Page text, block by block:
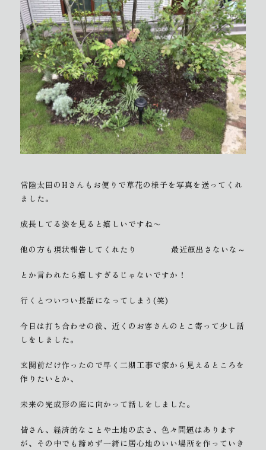
常陸太田のHさんもお便りで草花の様子を写真を送ってくれ
ました。
成長してる姿を見ると嬉しいですね〜
他の方も現状報告してくれたり 最近顔出さないな～
とか言われたら嬉しすぎるじゃないですか！
行くとついつい長話になってしまう(笑)
今日は打ち合わせの後、近くのお客さんのとこ寄って少し話
しをしました。
玄関前だけ作ったので早く二期工事で家から見えるところを
作りたいとか、
未来の完成形の庭に向かって話しをしました。
皆さん、経済的なことや土地の広さ、色々問題はあります
が、その中でも諦めず一緒に居心地のいい場所を作っていき